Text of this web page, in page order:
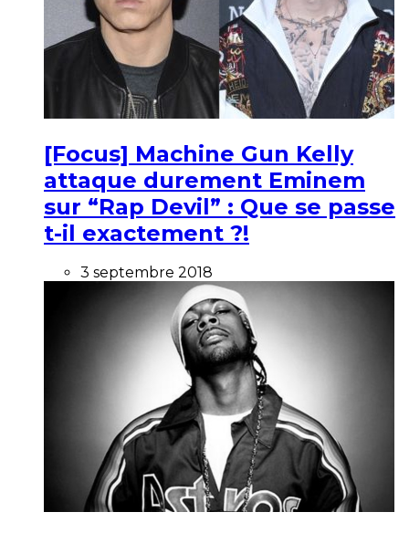
[Focus] Machine Gun Kelly
attaque durement Eminem
sur “Rap Devil” : Que se passe
t-il exactement ?!
3 septembre 2018